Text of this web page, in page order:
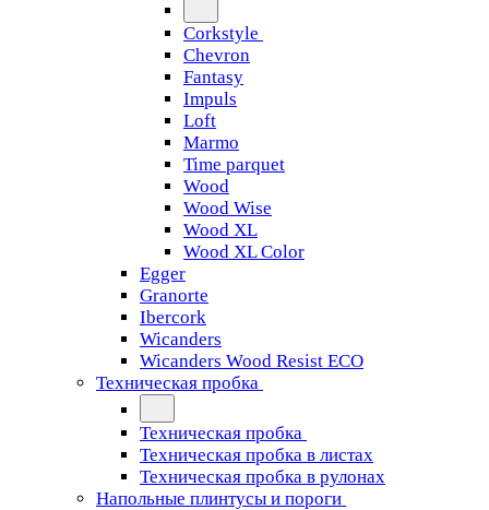
Corkstyle
Chevron
Fantasy
Impuls
Loft
Marmo
Time parquet
Wood
Wood Wise
Wood XL
Wood XL Color
Egger
Granorte
Ibercork
Wicanders
Wicanders Wood Resist ECO
Техническая пробка
Техническая пробка
Техническая пробка в листах
Техническая пробка в рулонах
Напольные плинтусы и пороги